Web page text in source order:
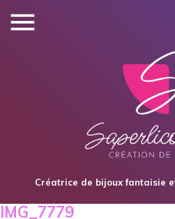
Créatrice de bijoux fantaisie
IMG_7779